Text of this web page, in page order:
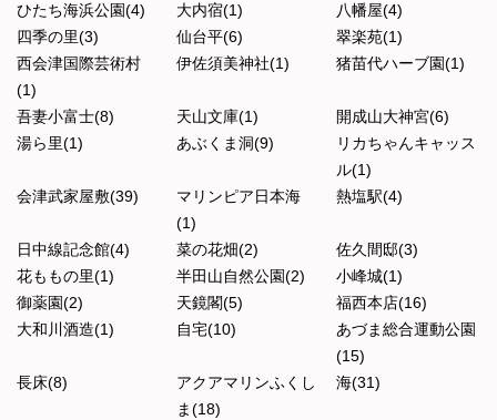
ひたち海浜公園(4)
大内宿(1)
八幡屋(4)
四季の里(3)
仙台平(6)
翠楽苑(1)
西会津国際芸術村
(1)
伊佐須美神社(1) 猪苗代ハーブ園(1)
吾妻小富士(8) 天山文庫(1)
開成山大神宮(6)
湯ら里(1)
あぶくま洞(9)
リカちゃんキャッス
ル(1)
会津武家屋敷(39)
マリンピア日本海
(1)
熱塩駅(4)
日中線記念館(4) 菜の花畑(2)
佐久間邸(3)
花ももの里(1)
半田山自然公園(2)
小峰城(1)
御薬園(2)
天鏡閣(5)
福西本店(16)
大和川酒造(1)
自宅(10)
あづま総合運動公園
(15)
長床(8)
アクアマリンふくし
ま(18)
海(31)